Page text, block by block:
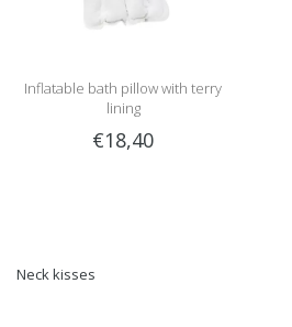
Inflatable bath pillow with terry
lining
€18,40
Neck kisses